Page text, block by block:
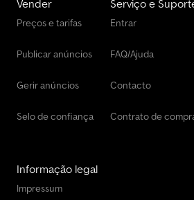
Vender
Preços e tarifas
Publicar anúncios
Gerir anúncios
Selo de confiança
Serviço e
Entrar
FAQ/Ajuda
Contacto
Contrato de
Informação legal
Impressum